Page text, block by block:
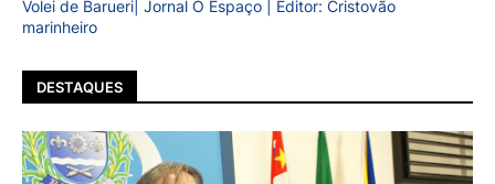
Volei de Barueri| Jornal O Espaço | Editor: Cristovão
marinheiro
DESTAQUES